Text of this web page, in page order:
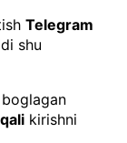
Telegram
shu
kirishni